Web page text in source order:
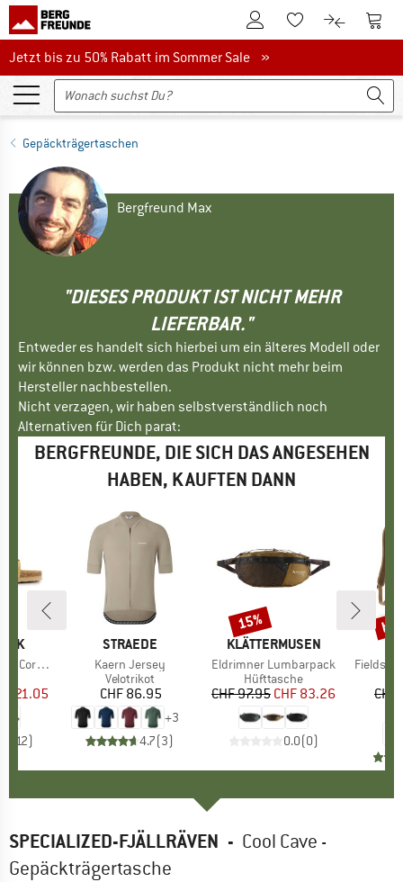
Zum KundenkontoZum Merkzettel.
Zum Zum
Jetzt bis zu 50% Rabatt im Sommer Sale
Jetzt bis zu 50% Rabatt im Sommer Sale »
Gepäckträgertaschen
Bergfreund Max
"DIESES PRODUKT IST NICHT MEHR
LIEFERBAR."
Entweder es handelt sich hierbei um ein älteres Modell oder
wir können bzw. werden das Produkt nicht mehr beim
Hersteller nachbestellen.
Nicht verzagen, wir haben selbstverständlich noch
Alternativen für Dich parat:
BERGFREUNDE, DIE SICH DAS ANGESEHEN
HABEN, KAUFTEN DANN
Sandal
Preis
21.05
12)
MARKE
STRAEDE
Artikel
Kaern Jersey
Produktgruppe
Velotrikot
Preis
CHF 86.95
+3
4.7(3)
MARKE
KLÄTTERMUSEN
Artikel
Eldrimner Lumbarpack
Produktgruppe
Hüfttasche
Preis
CHF 97.95 reduzierter Preis
CHF 83.26
0.0(0)
Rabatt
15%
Artikel
SPECIALIZED-FJÄLLRÄVEN - Cool Cave -
Gepäckträgertasche